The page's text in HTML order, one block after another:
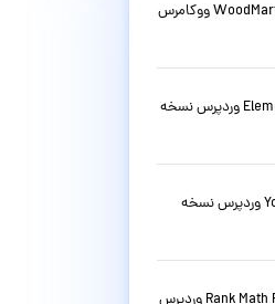
قالب فروشگاهی چندمنظوره وودمارت WoodMart ووکامرس
افزونه صفحه ساز المنتور پرو Elementor Pro وردپرس نسخه
افزونه فارسی سئو Yoast SEO Premium وردپرس نسخه